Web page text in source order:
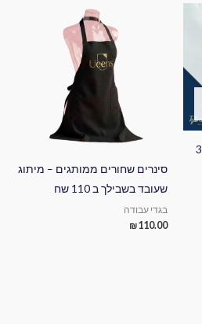
כובע בנדנה לקליניקה \ מטבח 3
סינרים שחורים ממותגים – מיתוג
שעובד בשבילך ב 110 שח
בגדי עבודה
₪110.00